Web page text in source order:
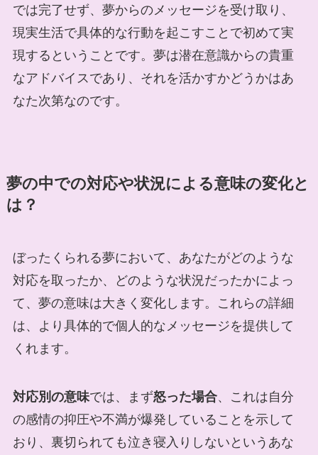
では完了せず、夢からのメッセージを受け取り、
現実生活で具体的な行動を起こすことで初めて実
現するということです。夢は潜在意識からの貴重
なアドバイスであり、それを活かすかどうかはあ
なた次第なのです。
夢の中での対応や状況による意味の変化と
は？
ぼったくられる夢において、あなたがどのような
対応を取ったか、どのような状況だったかによっ
て、夢の意味は大きく変化します。これらの詳細
は、より具体的で個人的なメッセージを提供して
くれます。
対応別の意味では、まず怒った場合、これは自分
の感情の抑圧や不満が爆発していることを示して
おり、裏切られても泣き寝入りしないというあな